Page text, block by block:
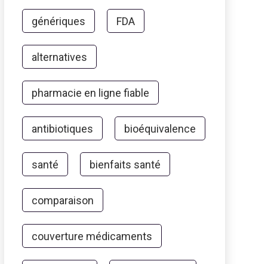
génériques FDA
alternatives
pharmacie en ligne fiable
antibiotiques bioéquivalence
santé bienfaits santé
comparaison
couverture médicaments